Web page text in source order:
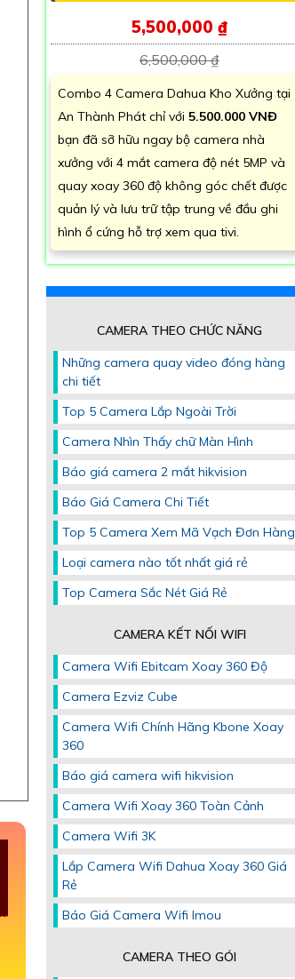
5,500,000 ₫
6,500,000 ₫
Combo 4 Camera Dahua Kho Xưởng tại
An Thành Phát chỉ với 5.500.000 VNĐ
bạn đã sỡ hữu ngay bộ camera nhà
xưởng với 4 mắt camera độ nét 5MP và
quay xoay 360 độ không góc chết được
quản lý và lưu trữ tập trung về đầu ghi
hình ổ cứng hỗ trợ xem qua tivi.
CAMERA THEO CHỨC NĂNG
Những camera quay video đóng hàng
chi tiết
Top 5 Camera Lắp Ngoài Trời
Camera Nhìn Thấy chữ Màn Hình
Báo giá camera 2 mắt hikvision
Báo Giá Camera Chi Tiết
Top 5 Camera Xem Mã Vạch Đơn Hàng
Loại camera nào tốt nhất giá rẻ
Top Camera Sắc Nét Giá Rẻ
CAMERA KẾT NỐI WIFI
Camera Wifi Ebitcam Xoay 360 Độ
Camera Ezviz Cube
Camera Wifi Chính Hãng Kbone Xoay
360
Báo giá camera wifi hikvision
Camera Wifi Xoay 360 Toàn Cảnh
Camera Wifi 3K
Lắp Camera Wifi Dahua Xoay 360 Giá
Rẻ
Báo Giá Camera Wifi Imou
CAMERA THEO GÓI